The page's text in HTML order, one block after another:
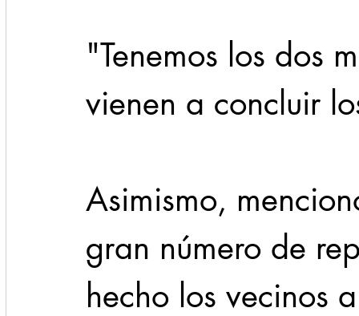
"Tenemos los dos
vienen a concluir
Asimismo,
gran número de
hecho los vecinos